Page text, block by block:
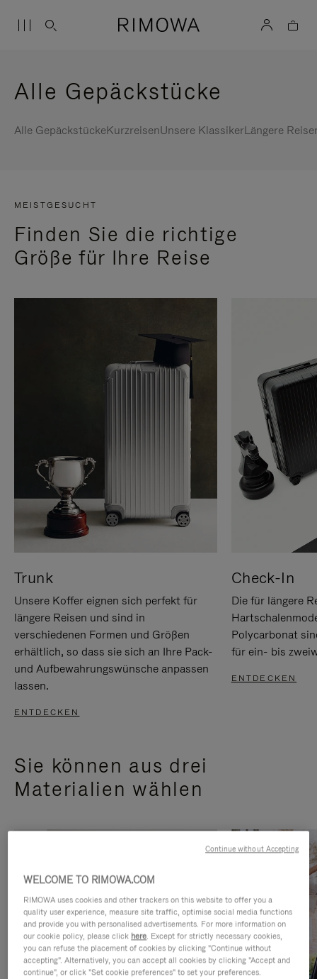
Alle Gepäckstücke
Alle GepäckstückeKurzreisenUnsere KlassikerLängere
MEISTGESUCHT
Finden Sie die richtige
Größe für Ihre Reise
Trunk
Unsere Koffer eignen sich perfekt für
längere Reisen und sind in
verschiedenen Formen und Größen
erhältlich, so dass sie sich an Ihre Pack-
und Aufbewahrungswünsche anpassen
lassen.
ENTDECKEN
Check-In
Die für längere
Polycarbonat
für ein- bis
ENTDECKEN
Sie können aus drei
Materialien wählen
WELCOME TO RIMOWA.COM
RIMOWA uses cookies and other trackers on this website to offer you a
quality user experience, measure site traffic, optimise social media functions
and provide you with personalised advertisements. For more information on
our cookie policy, please click here. Except for strictly necessary cookies,
you can refuse the placement of cookies by clicking "Continue without
accepting". Alternatively, you can accept all cookies by clicking "Accept and
continue", or click "Set cookie preferences" to set your preferences.
Continue without Accepting